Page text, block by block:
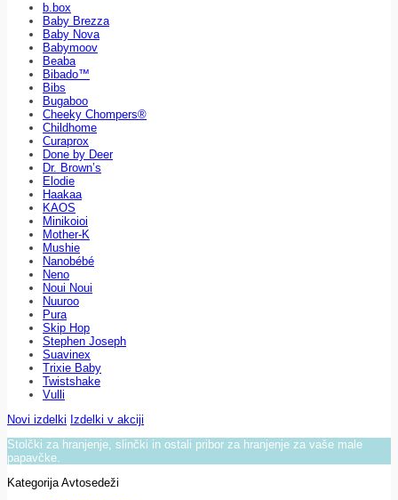
b.box
Baby Brezza
Baby Nova
Babymoov
Beaba
Bibado™
Bibs
Bugaboo
Cheeky Chompers®
Childhome
Curaprox
Done by Deer
Dr. Brown’s
Elodie
Haakaa
KAOS
Minikoioi
Mother-K
Mushie
Nanobébé
Neno
Noui Noui
Nuuroo
Pura
Skip Hop
Stephen Joseph
Suavinex
Trixie Baby
Twistshake
Vulli
Novi izdelki Izdelki v akciji
Stolčki za hranjenje, slinčki in ostali pribor za hranjenje za vaše male
papavčke.
Kategorija Avtosedeži